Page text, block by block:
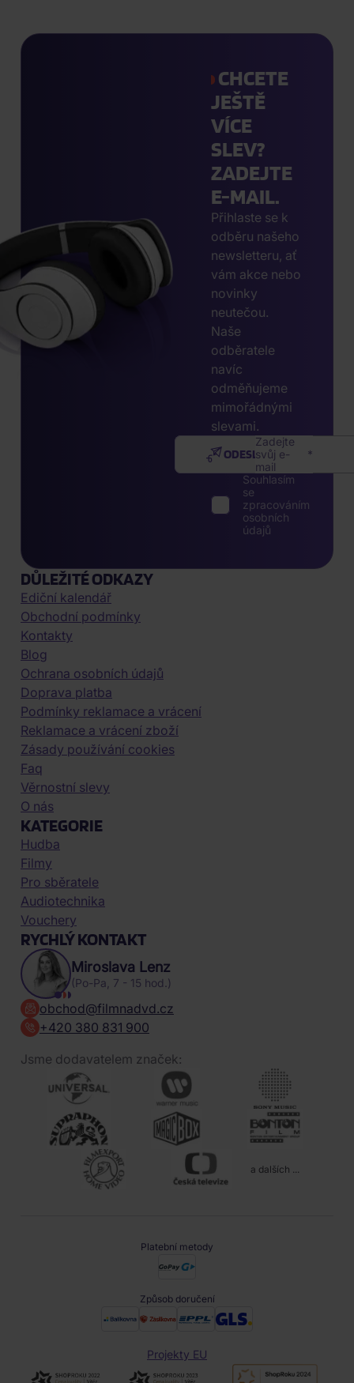
CHCETE
JEŠTĚ
VÍCE
SLEV?
ZADEJTE
E-MAIL.
Přihlaste se k
odběru našeho
newsletteru, ať
vám akce nebo
novinky
neutečou.
Naše
odběratele
navíc
odměňujeme
mimořádnými
slevami.
Zadejte
svůj e-
mail
ODESLAT
Souhlasím
se
zpracováním
osobních
údajů
DŮLEŽITÉ ODKAZY
Ediční kalendář
Obchodní podmínky
Kontakty
Blog
Ochrana osobních údajů
Doprava platba
Podmínky reklamace a vrácení
Reklamace a vrácení zboží
Zásady používání cookies
Faq
Věrnostní slevy
O nás
KATEGORIE
Hudba
Filmy
Pro sběratele
Audiotechnika
Vouchery
RYCHLÝ KONTAKT
Miroslava Lenz
(Po-Pa, 7 - 15 hod.)
obchod@filmnadvd.cz
+420 380 831 900
Jsme dodavatelem značek:
a dalších ...
Platební metody
Způsob doručení
Projekty EU